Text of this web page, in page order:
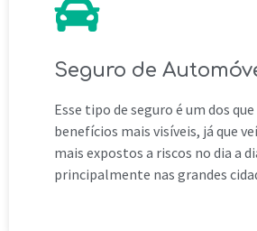
Seguro de
Esse tipo de seguro é um dos
benefícios mais visíveis, já que
mais expostos a riscos no dia a
principalmente nas grandes